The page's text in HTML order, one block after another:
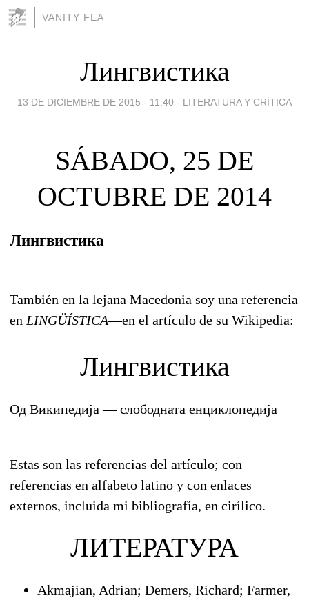
VANITY FEA
Лингвистика
13 DE DICIEMBRE DE 2015 - 11:40 - LITERATURA Y CRÍTICA
SÁBADO, 25 DE
OCTUBRE DE 2014
Лингвистика
También en la lejana Macedonia soy una referencia
en LINGÜÍSTICA—en el artículo de su Wikipedia:
Лингвистика
Од Википедија — слободната енциклопедија
Estas son las referencias del artículo; con
referencias en alfabeto latino y con enlaces
externos, incluida mi bibliografía, en cirílico.
ЛИТЕРАТУРА
Akmajian, Adrian; Demers, Richard; Farmer,